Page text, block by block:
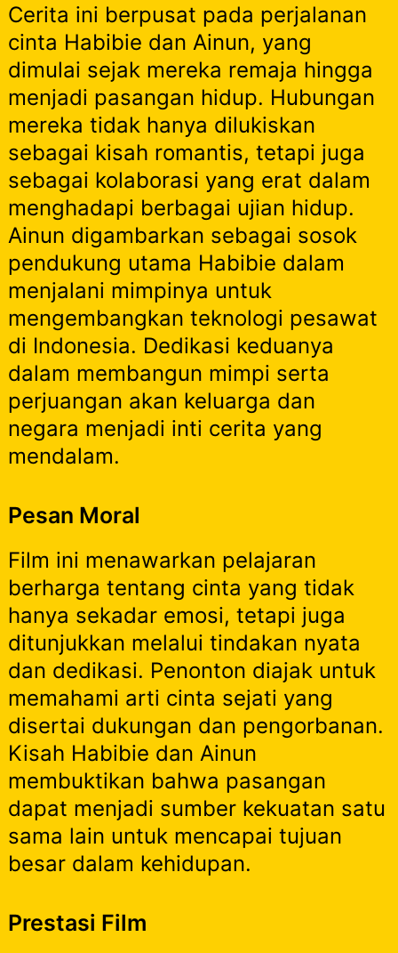
Cerita ini berpusat pada perjalanan
cinta Habibie dan Ainun, yang
dimulai sejak mereka remaja hingga
menjadi pasangan hidup. Hubungan
mereka tidak hanya dilukiskan
sebagai kisah romantis, tetapi juga
sebagai kolaborasi yang erat dalam
menghadapi berbagai ujian hidup.
Ainun digambarkan sebagai sosok
pendukung utama Habibie dalam
menjalani mimpinya untuk
mengembangkan teknologi pesawat
di Indonesia. Dedikasi keduanya
dalam membangun mimpi serta
perjuangan akan keluarga dan
negara menjadi inti cerita yang
mendalam.
Pesan Moral
Film ini menawarkan pelajaran
berharga tentang cinta yang tidak
hanya sekadar emosi, tetapi juga
ditunjukkan melalui tindakan nyata
dan dedikasi. Penonton diajak untuk
memahami arti cinta sejati yang
disertai dukungan dan pengorbanan.
Kisah Habibie dan Ainun
membuktikan bahwa pasangan
dapat menjadi sumber kekuatan satu
sama lain untuk mencapai tujuan
besar dalam kehidupan.
Prestasi Film